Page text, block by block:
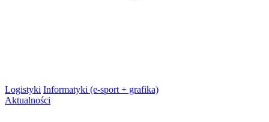
Logistyki Informatyki (e-sport + grafika)
Aktualności